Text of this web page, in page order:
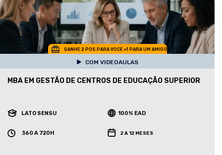
GANHE 2 POS PARA VOCE +1 PARA UM AMIGO
COM VIDEOAULAS
MBA EM GESTÃO DE CENTROS DE EDUCAÇÃO SUPERIOR
LATO SENSU 100% EAD
360 A 720H 2 A 12 MESES